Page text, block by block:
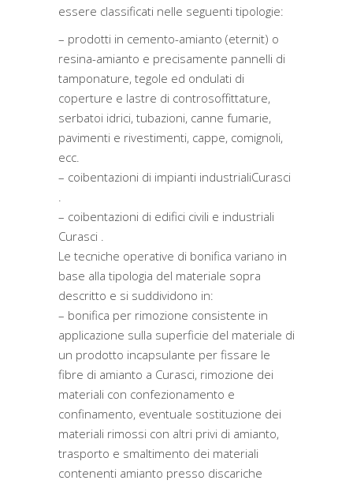
essere classificati nelle seguenti tipologie:
– prodotti in cemento-amianto (eternit) o
resina-amianto e precisamente pannelli di
tamponature, tegole ed ondulati di
coperture e lastre di controsoffittature,
serbatoi idrici, tubazioni, canne fumarie,
pavimenti e rivestimenti, cappe, comignoli,
ecc.
– coibentazioni di impianti industrialiCurasci
.
– coibentazioni di edifici civili e industriali
Curasci .
Le tecniche operative di bonifica variano in
base alla tipologia del materiale sopra
descritto e si suddividono in:
– bonifica per rimozione consistente in
applicazione sulla superficie del materiale di
un prodotto incapsulante per fissare le
fibre di amianto a Curasci, rimozione dei
materiali con confezionamento e
confinamento, eventuale sostituzione dei
materiali rimossi con altri privi di amianto,
trasporto e smaltimento dei materiali
contenenti amianto presso discariche